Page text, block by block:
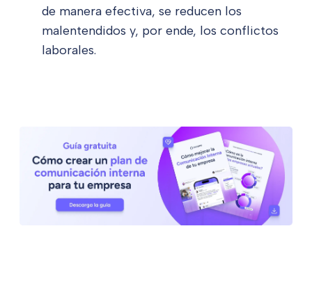
de manera efectiva, se reducen los
malentendidos y, por ende, los conflictos
laborales.